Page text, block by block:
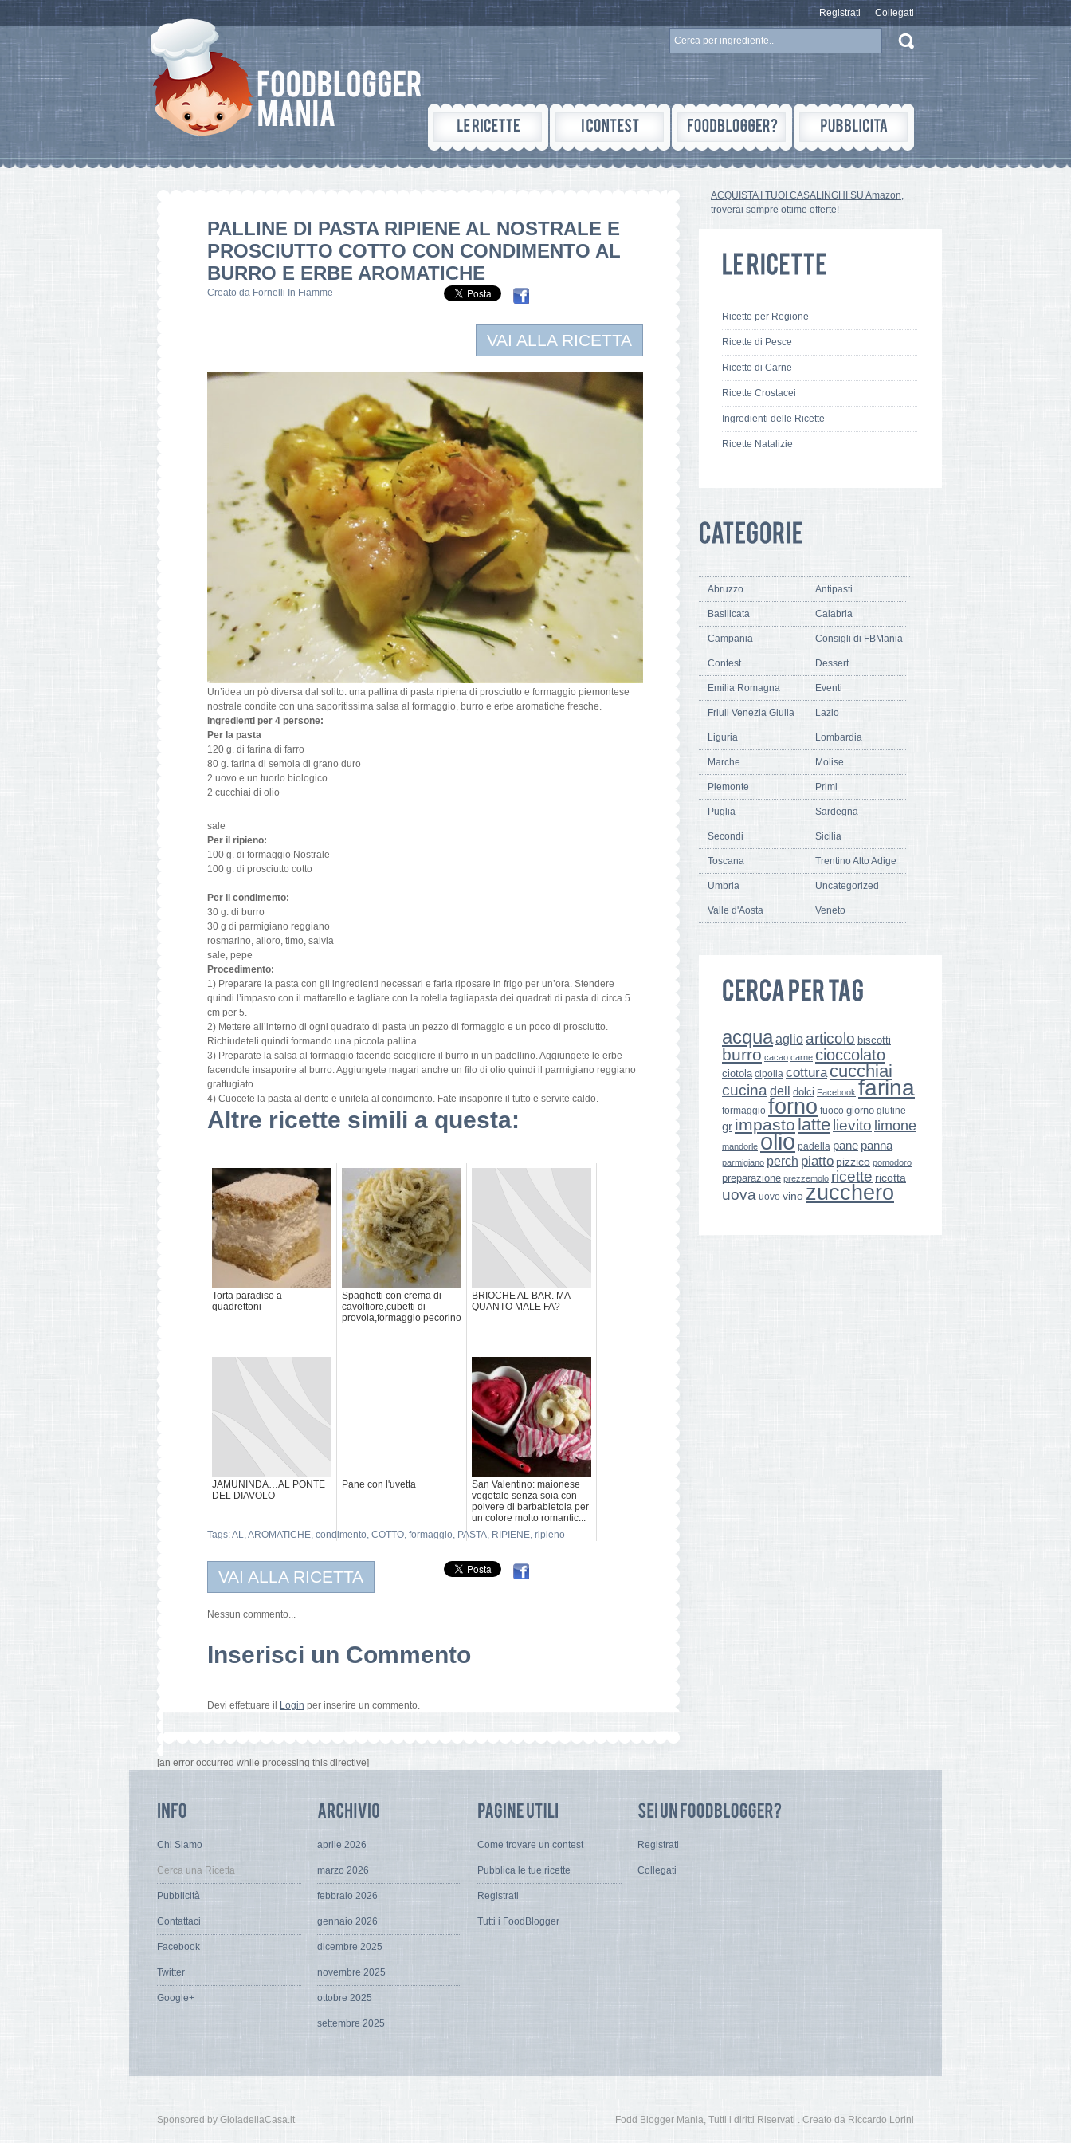
Registrati Collegati
PALLINE DI PASTA RIPIENE AL NOSTRALE E
PROSCIUTTO COTTO CON CONDIMENTO AL
BURRO E ERBE AROMATICHE
Creato da Fornelli In Fiamme
VAI ALLA RICETTA
Un’idea un pò diversa dal solito: una pallina di pasta ripiena di prosciutto e formaggio piemontese
nostrale condite con una saporitissima salsa al formaggio, burro e erbe aromatiche fresche.
Ingredienti per 4 persone:
Per la pasta
120 g. di farina di farro
80 g. farina di semola di grano duro
2 uovo e un tuorlo biologico
2 cucchiai di olio
sale
Per il ripieno:
100 g. di formaggio Nostrale
100 g. di prosciutto cotto
Per il condimento:
30 g. di burro
30 g di parmigiano reggiano
rosmarino, alloro, timo, salvia
sale, pepe
Procedimento:
1) Preparare la pasta con gli ingredienti necessari e farla riposare in frigo per un’ora. Stendere
quindi l’impasto con il mattarello e tagliare con la rotella tagliapasta dei quadrati di pasta di circa 5
cm per 5.
2) Mettere all’interno di ogni quadrato di pasta un pezzo di formaggio e un poco di prosciutto.
Richiudeteli quindi formando una piccola pallina.
3) Preparate la salsa al formaggio facendo sciogliere il burro in un padellino. Aggiungete le erbe
facendole insaporire al burro. Aggiungete magari anche un filo di olio quindi il parmigiano reggiano
grattugiato.
4) Cuocete la pasta al dente e unitela al condimento. Fate insaporire il tutto e servite caldo.
Altre ricette simili a questa:
Torta paradiso a
quadrettoni
Spaghetti con crema di
cavolfiore,cubetti di
provola,formaggio pecorino
BRIOCHE AL BAR. MA
QUANTO MALE FA?
JAMUNINDA…AL PONTE
DEL DIAVOLO
Pane con l'uvetta
San Valentino: maionese
vegetale senza soia con
polvere di barbabietola per
un colore molto romantic...
Tags:AL AROMATICHE condimento COTTO formaggio PASTA RIPIENE ripieno
VAI ALLA RICETTA
Nessun commento...
Inserisci un Commento
Devi effettuare il Login per inserire un commento.
[an error occurred while processing this directive]
ACQUISTA I TUOI CASALINGHI SU Amazon,
troverai sempre ottime offerte!
Ricette per Regione
Ricette di Pesce
Ricette di Carne
Ricette Crostacei
Ingredienti delle Ricette
Ricette Natalizie
Abruzzo Antipasti
Basilicata Calabria
Campania Consigli di FBMania
Contest Dessert
Emilia Romagna Eventi
Friuli Venezia Giulia Lazio
Liguria Lombardia
Marche Molise
Piemonte Primi
Puglia Sardegna
Secondi Sicilia
Toscana Trentino Alto Adige
Umbria Uncategorized
Valle d'Aosta Veneto
acquaaglio articolo biscotti
burro cacao carne cioccolato
ciotola cipolla cottura cucchiai
cucina dell dolci Facebook farina
formaggio forno fuoco giorno glutine
gr impasto latte lievito limone
mandorle olio padella pane panna
parmigiano perch piatto pizzico pomodoro
preparazione prezzemolo ricette ricotta
uova uovo vino zucchero
Chi Siamo
Cerca una Ricetta
Pubblicità
Contattaci
Facebook
Twitter
Google+
aprile 2026
marzo 2026
febbraio 2026
gennaio 2026
dicembre 2025
novembre 2025
ottobre 2025
settembre 2025
Come trovare un contest
Pubblica le tue ricette
Registrati
Tutti i FoodBlogger
Registrati
Collegati
Fodd Blogger Mania, Tutti i diritti Riservati . Creato da Riccardo Lorini
Sponsored by GioiadellaCasa.it